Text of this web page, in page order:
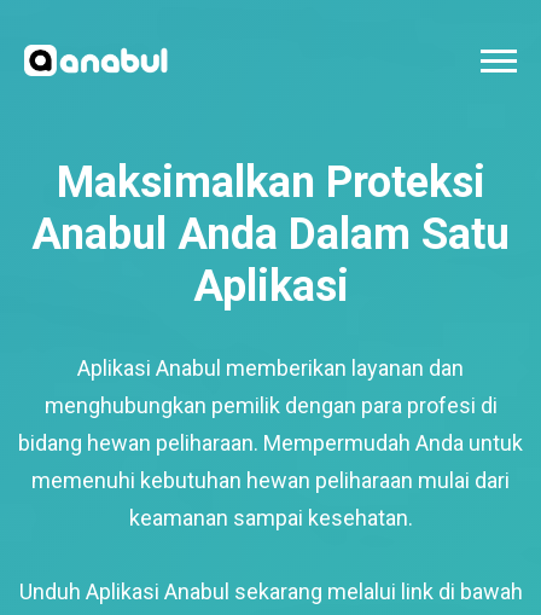
Maksimalkan Proteksi
Anabul Anda Dalam Satu
Aplikasi
Aplikasi Anabul memberikan layanan dan
menghubungkan pemilik dengan para profesi di
bidang hewan peliharaan. Mempermudah Anda untuk
memenuhi kebutuhan hewan peliharaan mulai dari
keamanan sampai kesehatan.
Unduh Aplikasi Anabul sekarang melalui link di bawah